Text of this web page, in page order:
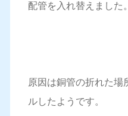
配管を入れ替えました
原因は銅管の折れた場
ルしたようです。